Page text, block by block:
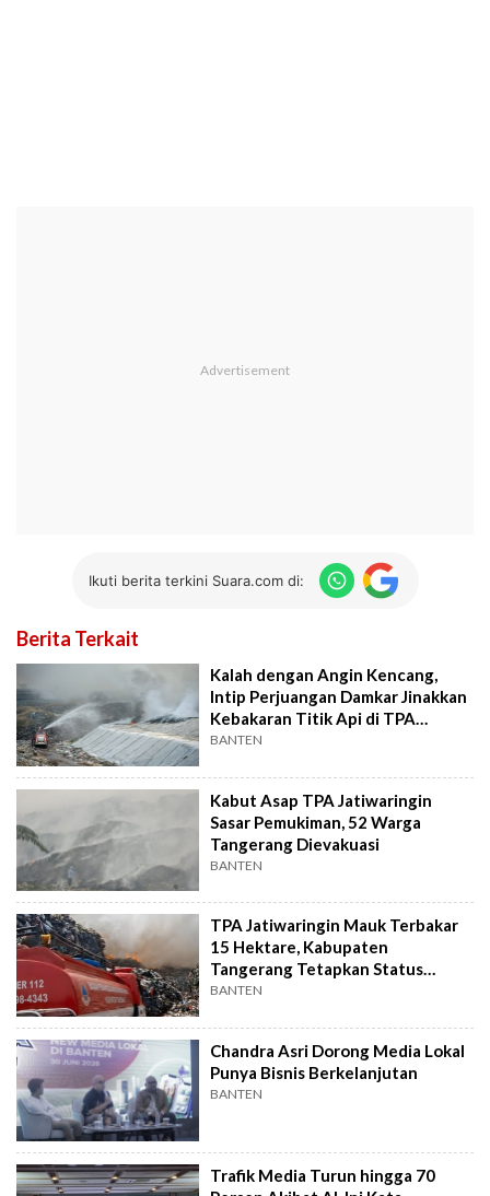
Ikuti berita terkini Suara.com di:
Berita Terkait
Kalah dengan Angin Kencang,
Intip Perjuangan Damkar Jinakkan
Kebakaran Titik Api di TPA
Jatiwaringin
BANTEN
Kabut Asap TPA Jatiwaringin
Sasar Pemukiman, 52 Warga
Tangerang Dievakuasi
BANTEN
TPA Jatiwaringin Mauk Terbakar
15 Hektare, Kabupaten
Tangerang Tetapkan Status
Tanggap Darurat
BANTEN
Chandra Asri Dorong Media Lokal
Punya Bisnis Berkelanjutan
BANTEN
Trafik Media Turun hingga 70